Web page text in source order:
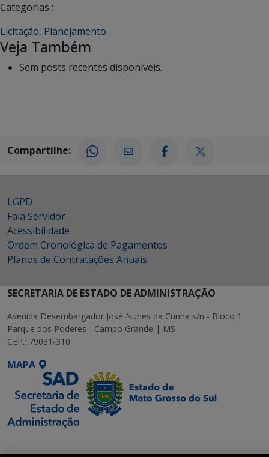
Categorias :
Licitação, Planejamento
Veja Também
Sem posts recentes disponíveis.
Compartilhe:
LGPD
Fala Servidor
Acessibilidade
Ordem Cronológica de Pagamentos
Planos de Contratações Anuais
SECRETARIA DE ESTADO DE ADMINISTRAÇÃO
Avenida Desembargador José Nunes da Cunha s/n - Bloco 1
Parque dos Poderes - Campo Grande | MS
CEP.: 79031-310
MAPA